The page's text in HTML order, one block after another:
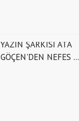
YAZIN ŞARKISI ATA
GÖÇEN'DEN NEFES ...